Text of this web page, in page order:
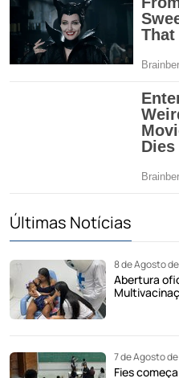
Últimas Notícias
8 de Agosto
Abertura
7 de Agosto
Fies